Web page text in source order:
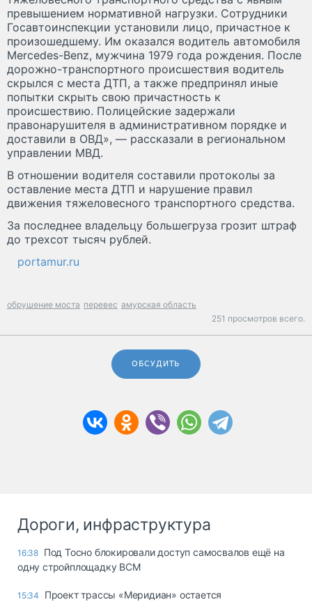
превышением нормативной нагрузки. Сотрудники
Госавтоинспекции установили лицо, причастное к
произошедшему. Им оказался водитель автомобиля
Mercedes-Benz, мужчина 1979 года рождения. После
дорожно-транспортного происшествия водитель
скрылся с места ДТП, а также предпринял иные
попытки скрыть свою причастность к
происшествию. Полицейские задержали
правонарушителя в административном порядке и
доставили в ОВД», — рассказали в региональном
управлении МВД.
В отношении водителя составили протоколы за
оставление места ДТП и нарушение правил
движения тяжеловесного транспортного средства.
За последнее владельцу большегруза грозит штраф
до трехсот тысяч рублей.
portamur.ru
обрушение моста перевес амурская область
251 просмотров всего.
ОБСУДИТЬ
Дороги, инфраструктура
16:38 Под Тосно блокировали доступ самосвалов ещё на
одну стройплощадку ВСМ
15:34
Проект трассы «Меридиан» остается